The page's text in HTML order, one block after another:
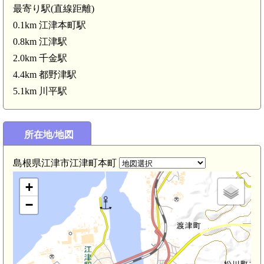
最寄り駅(直線距離)
0.1km 江津本町駅
0.8km 江津駅
2.0km 千金駅
4.4km 都野津駅
5.1km 川平駅
所在地/地図
島根県江津市江津町本町
+
−